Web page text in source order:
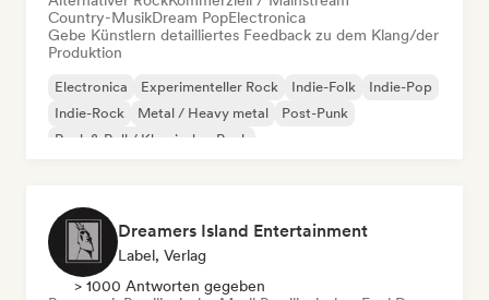
Country-MusikDream PopElectronica
Gebe Künstlern detailliertes Feedback zu dem Klang/der
Produktion
Electronica Experimenteller Rock Indie-Folk
Indie-Pop
Indie-Rock
Metal / Heavy metal
Post-Punk
Rock & Roll / Klassischer Rock
Dreamers Island Entertainment
Label, Verlag
> 1000 Antworten gegeben